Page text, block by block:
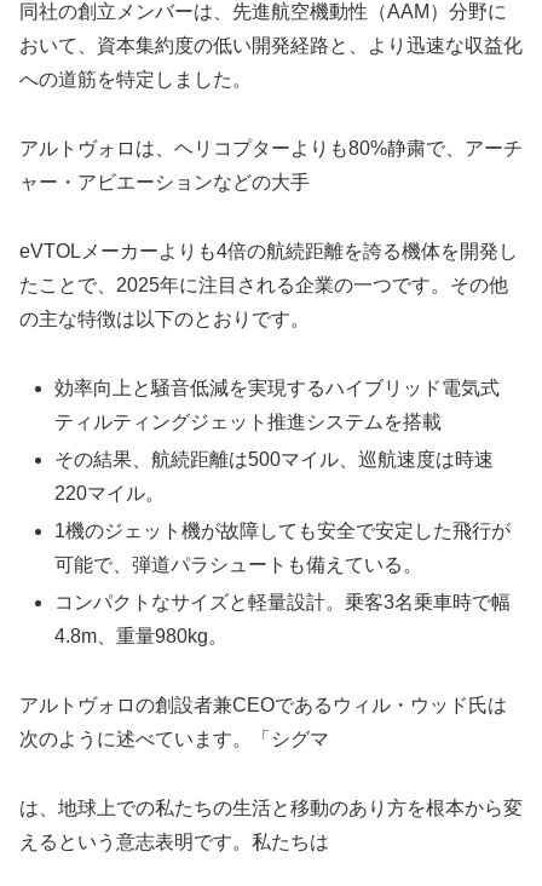
同社の創立メンバーは、先進航空機動性（AAM）分野に
おいて、資本集約度の低い開発経路と、より迅速な収益化
への道筋を特定しました。
アルトヴォロは、ヘリコプターよりも80%静粛で、アーチ
ャー・アビエーションなどの大手
eVTOLメーカーよりも4倍の航続距離を誇る機体を開発し
たことで、2025年に注目される企業の一つです。その他
の主な特徴は以下のとおりです。
効率向上と騒音低減を実現するハイブリッド電気式
ティルティングジェット推進システムを搭載
その結果、航続距離は500マイル、巡航速度は時速
220マイル。
1機のジェット機が故障しても安全で安定した飛行が
可能で、弾道パラシュートも備えている。
コンパクトなサイズと軽量設計。乗客3名乗車時で幅
4.8m、重量980kg。
アルトヴォロの創設者兼CEOであるウィル・ウッド氏は
次のように述べています。「シグマ
は、地球上での私たちの生活と移動のあり方を根本から変
えるという意志表明です。私たちは